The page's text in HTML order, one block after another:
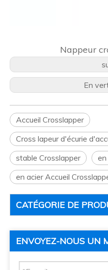
Nappeur
En
Accueil Crosslapper
Cross lapeur d'écurie
stable Crosslapper
en
en acier Accueil
CATÉGORIE DE
ENVOYEZ-NOUS UN